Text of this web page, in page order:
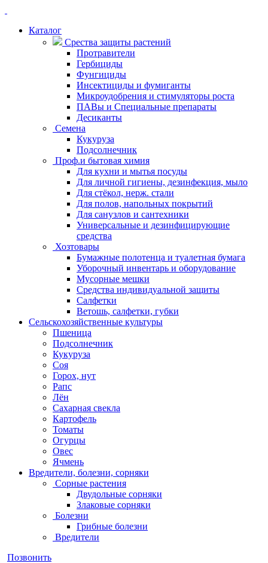
Каталог
Срества защиты растений
Протравители
Гербициды
Фунгициды
Инсектициды и фумиганты
Микроудобрения и стимуляторы роста
ПАВы и Специальные препараты
Десиканты
Семена
Кукуруза
Подсолнечник
Проф.и бытовая химия
Для кухни и мытья посуды
Для личной гигиены, дезинфекция, мыло
Для стёкол, нерж. стали
Для полов, напольных покрытий
Для санузлов и сантехники
Универсальные и дезинфицирующие
средства
Хозтовары
Бумажные полотенца и туалетная бумага
Уборочный инвентарь и оборудование
Мусорные мешки
Средства индивидуальной защиты
Салфетки
Ветошь, салфетки, губки
Сельскохозяйственные культуры
Пшеница
Подсолнечник
Кукуруза
Соя
Горох, нут
Рапс
Лён
Сахарная свекла
Картофель
Томаты
Огурцы
Овес
Ячмень
Вредители, болезни, сорняки
Сорные растения
Двудольные сорняки
Злаковые сорняки
Болезни
Грибные болезни
Вредители
Позвонить